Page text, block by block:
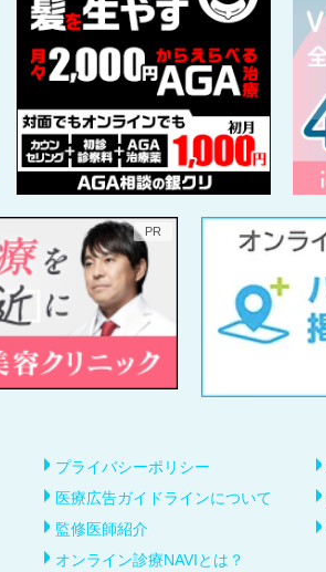
プライバシーポリシー
医療広告ガイドラインについて
監修医師紹介
オンライン診療NAVIとは？